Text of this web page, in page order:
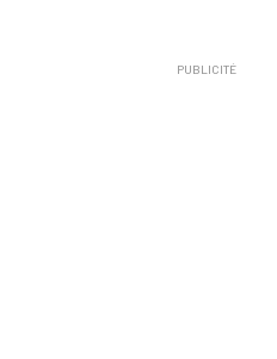
PUBLICITÉ